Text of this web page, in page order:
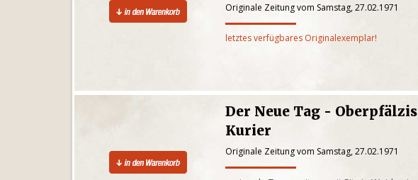
Originale Zeitung vom Samstag, 27.02.1971
letztes verfügbares Originalexemplar!
Der Neue Tag -
Kurier
Originale Zeitung vom Samstag, 27.02.1971